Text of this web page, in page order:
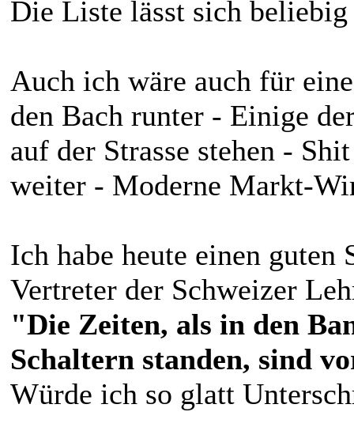
Die Liste lässt sich
Auch ich wäre auch für
den Bach runter - Einige
auf der Strasse stehen -
weiter - Moderne Markt-
Ich habe heute einen guten
Vertreter der Schweizer
"Die Zeiten, als in den
Schaltern standen, sind
Würde ich so glatt